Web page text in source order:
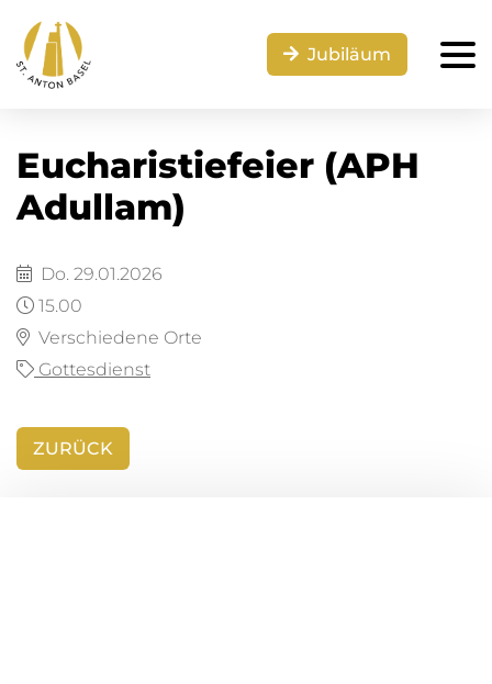
Jubiläum
Eucharistiefeier (APH
Adullam)
Do. 29.01.2026
15.00
Verschiedene Orte
Gottesdienst
ZURÜCK